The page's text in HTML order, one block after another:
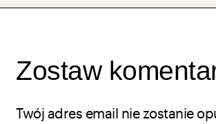
Zostaw
Twój adres email nie zostanie